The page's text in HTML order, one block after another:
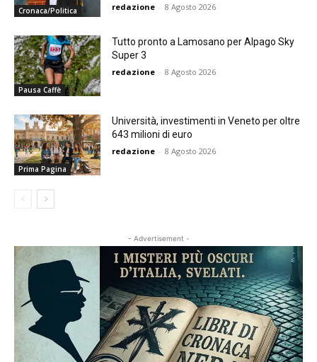
Cronaca/Politica redazione - 8 Agosto 2026
Pausa Caffè
Tutto pronto a Lamosano per Alpago Sky
Super 3
redazione - 8 Agosto 2026
Prima Pagina
Università, investimenti in Veneto per oltre
643 milioni di euro
redazione - 8 Agosto 2026
- Advertisement -